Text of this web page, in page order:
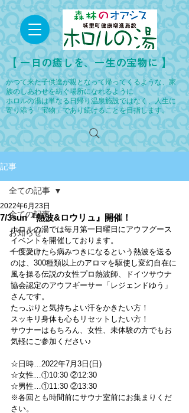
​【 一日の癒しを、一生の宝物に 】
かつて来た子供達が親となって帰ってくるような、家
族のしあわせを紡ぐ場所になれるように
ホロルの湯は単なる日帰り温泉施設ではなく、人生に
寄り添う「宝物」であり続けることを目指します。
記事
全ての記事
お知らせ
イベント
全ての記事
7/3sun『熱波&ロウリュ』開催！
2022年6月23日
ホロルの湯では毎月第一日曜日にアウフグース
イベントを開催しております。
一度受けたら病みつきになるという熱波を送る
のは、300種類以上のアロマを駆使し変幻自在に
風を操る伝説の女性プロ熱波師、ドイツサウナ
協会認定のアウフギーサー「レジェンドゆう」
さんです。
たっぷりと気持ちよい汗をかきたい方！
スッキリ身体も心もリセットしたい方！
サウナーはもちろん、女性、未体験の方でもお
気軽にご参加ください♪
☆日時…2022年7月3日(日)
☆女性…①10:30 ②12:30
☆男性…①11:30 ②13:30
※各回とも時間前にサウナ室前にお集まりくだ
さい。